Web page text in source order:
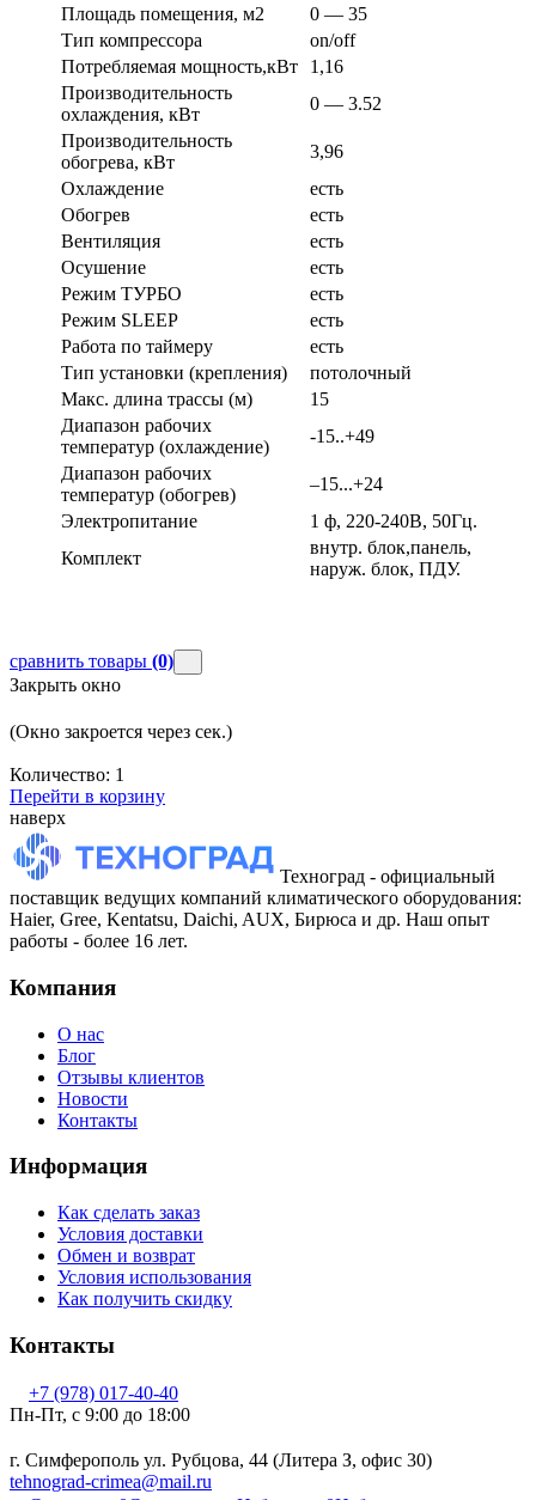
Площадь помещения, м2
0 — 35
Тип компрессора
on/off
Потребляемая мощность,кВт
1,16
Производительность
охлаждения, кВт
0 — 3.52
Производительность
обогрева, кВт
3,96
Охлаждение
есть
Обогрев
есть
Вентиляция
есть
Осушение
есть
Режим ТУРБО
есть
Режим SLEEP
есть
Работа по таймеру
есть
Тип установки (крепления)
потолочный
Макс. длина трассы (м)
15
Диапазон рабочих
температур (охлаждение)
-15..+49
Диапазон рабочих
температур (обогрев)
–15...+24
Электропитание
1 ф, 220-240В, 50Гц.
Комплект
внутр. блок,панель,
наруж. блок, ПДУ.
сравнить товары (0)
Закрыть окно
(Окно закроется через сек.)
Количество: 1
Перейти в корзину
наверх
Техноград - официальный
поставщик ведущих компаний климатического оборудования:
Haier, Gree, Kentatsu, Daichi, AUX, Бирюса и др. Наш опыт
работы - более 16 лет.
Компания
О нас
Блог
Отзывы клиентов
Новости
Контакты
Информация
Как сделать заказ
Условия доставки
Обмен и возврат
Условия использования
Как получить скидку
Контакты
+7 (978) 017-40-40
Пн-Пт, c 9:00 до 18:00
г. Симферополь ул. Рубцова, 44 (Литера З, офис 30)
tehnograd-crimea@mail.ru